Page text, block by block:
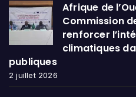
Afrique de
Commission
renforcer
climatiques
publiques
2 juillet 2026